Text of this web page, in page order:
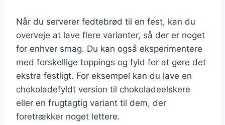
Når du serverer fedtebrød til en fest, kan du
overveje at lave flere varianter, så der er noget
for enhver smag. Du kan også eksperimentere
med forskellige toppings og fyld for at gøre det
ekstra festligt. For eksempel kan du lave en
chokoladefyldt version til chokoladeelskere
eller en frugtagtig variant til dem, der
foretrækker noget lettere.